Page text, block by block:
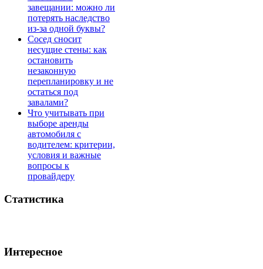
завещании: можно ли
потерять наследство
из-за одной буквы?
Сосед сносит
несущие стены: как
остановить
незаконную
перепланировку и не
остаться под
завалами?
Что учитывать при
выборе аренды
автомобиля с
водителем: критерии,
условия и важные
вопросы к
провайдеру
Статистика
Интересное